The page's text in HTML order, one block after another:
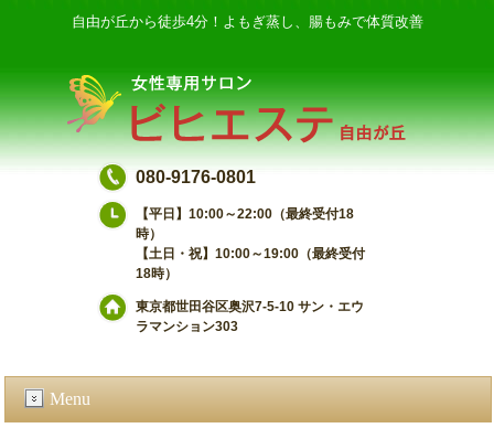
自由が丘から徒歩4分！よもぎ蒸し、腸もみで体質改善
080-9176-0801
【平日】10:00～22:00（最終受付18
時）
【土日・祝】10:00～19:00（最終受付
18時）
東京都世田谷区奥沢7-5-10 サン・エウ
ラマンション303
Menu